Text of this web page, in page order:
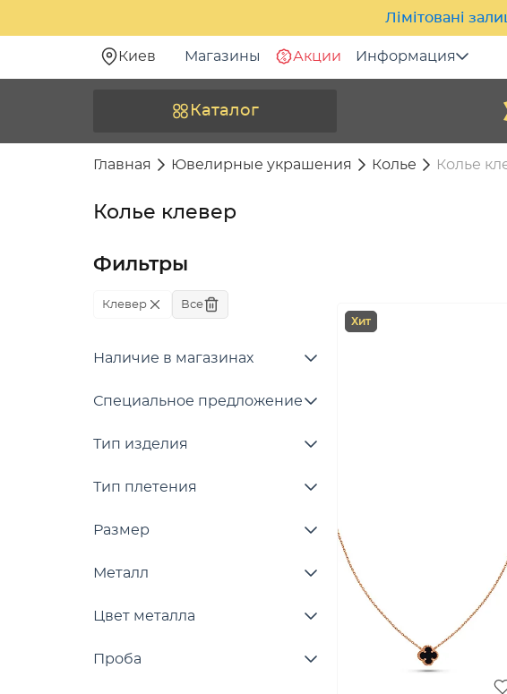
Лімітовані
Киев Магазины Акции Информация
Каталог
Главная Ювелирные украшения Колье Колье
Колье клевер
Фильтры
Клевер Все
Наличие в магазинах
Специальное предложение
Тип изделия
Тип плетения
Размер
Металл
Цвет металла
Проба
Хит